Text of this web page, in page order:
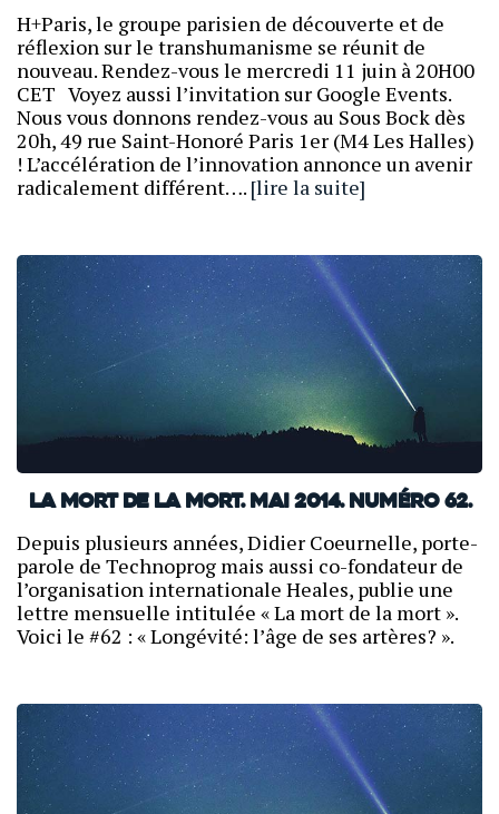
H+Paris, le groupe parisien de découverte et de
réflexion sur le transhumanisme se réunit de
nouveau. Rendez-vous le mercredi 11 juin à 20H00
CET Voyez aussi l’invitation sur Google Events.
Nous vous donnons rendez-vous au Sous Bock dès
20h, 49 rue Saint-Honoré Paris 1er (M4 Les Halles)
! L’accélération de l’innovation annonce un avenir
radicalement différent…. [lire la suite]
La mort de la mort. Mai 2014. Numéro 62.
Depuis plusieurs années, Didier Coeurnelle, porte-
parole de Technoprog mais aussi co-fondateur de
l’organisation internationale Heales, publie une
lettre mensuelle intitulée « La mort de la mort ».
Voici le #62 : « Longévité: l’âge de ses artères? ».